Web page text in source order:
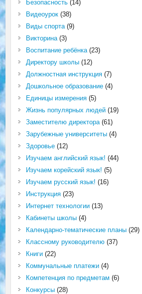
Безопасность(14)
Видеоурок(38)
Виды спорта(9)
Викторина(3)
Воспитание ребёнка(23)
Директору школы(12)
Должностная инструкция(7)
Дошкольное образование(4)
Единицы измерения(5)
Жизнь популярных людей(19)
Заместителю директора(61)
Зарубежные университеты(4)
Здоровье(12)
Изучаем английский язык! (44)
Изучаем корейский язык! (5)
Изучаем русский язык! (16)
Инструкция(23)
Интернет технологии(13)
Кабинеты школы(4)
Календарно-тематические планы(29)
Классному руководителю(37)
Книги(22)
Коммунальные платежи(4)
Компетенция по предметам (6)
Конкурсы(28)